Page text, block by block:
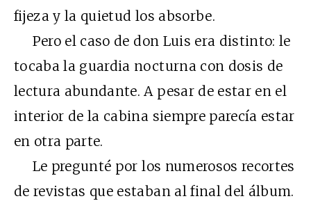
fijeza y la quietud los absorbe.
Pero el caso de don Luis era distinto: le
tocaba la guardia nocturna con dosis de
lectura abundante. A pesar de estar en el
interior de la cabina siempre parecía estar
en otra parte.
Le pregunté por los numerosos recortes
de revistas que estaban al final del álbum.